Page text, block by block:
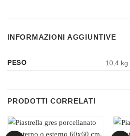
INFORMAZIONI AGGIUNTIVE
PESO 10,4 kg
PRODOTTI CORRELATI